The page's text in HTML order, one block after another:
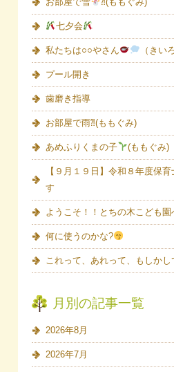
七夕会
私たちは○○やさん （きい
プール開き
歯磨き指導
お部屋で雨⁈(ももぐみ)
あめふりくまの子 (ももぐみ)
【９月１９日】令和８年度保
す
ようこそ！！とちの木こども園
何に使うのかな?
これって、あれって、もしかし
月別の記事一覧
2026年8月
2026年7月